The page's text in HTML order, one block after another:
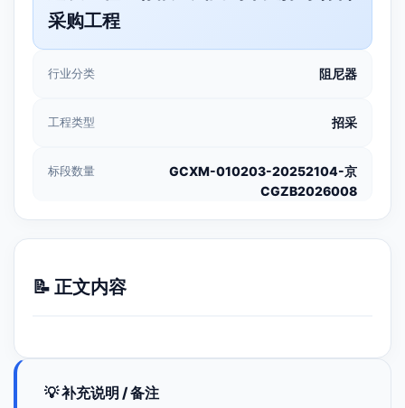
采购工程
行业分类 阻尼器
工程类型 招采
标段数量
GCXM-010203-20252104-京
CGZB2026008
📝 正文内容
💡 补充说明 / 备注